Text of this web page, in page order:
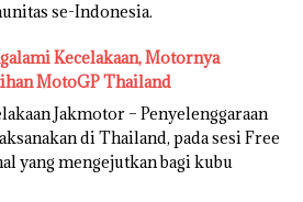
se-Indonesia.
Kecelakaan, Motornya
MotoGP Thailand
Jakmotor – Penyelenggaraan
di Thailand, pada sesi Free
yang mengejutkan bagi kubu